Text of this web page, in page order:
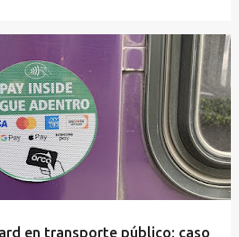
en transporte público; caso
MUNICIPIOS SALTILLO +